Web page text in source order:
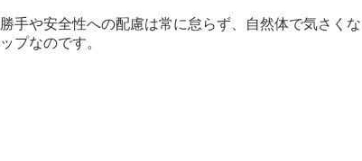
手や安全性への配慮は常に怠らず、自然体で気さくな
プなのです。